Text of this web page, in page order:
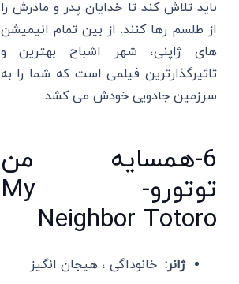
باید تلاش کند تا خدایان پدر و مادرش را
از طلسم رها کنند. از بین تمام انیمیشن
های ژاپنی، شهر اشباح بهترین و
تاثیرگذارترین فیلمی است که شما را به
سرزمین جادویی خودش می کشد.
6-همسایه من
توتورو- My
Neighbor Totoro
ژانر: خانوداگی ، هیجان انگیز